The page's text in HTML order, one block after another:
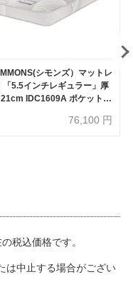
シモンズ）マットレ
「5.5インチレギュラー」厚
21cm IDC1609A ポケットコ
76,100 円
税込価格です。
は中止する場合がござい